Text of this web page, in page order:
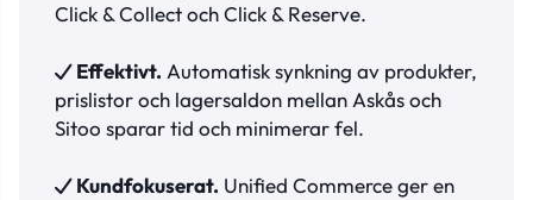
Click & Collect och Click & Reserve.
Effektivt. Automatisk synkning av produkter,
prislistor och lagersaldon mellan Askås och
Sitoo sparar tid och minimerar fel.
Kundfokuserat. Unified Commerce ger en